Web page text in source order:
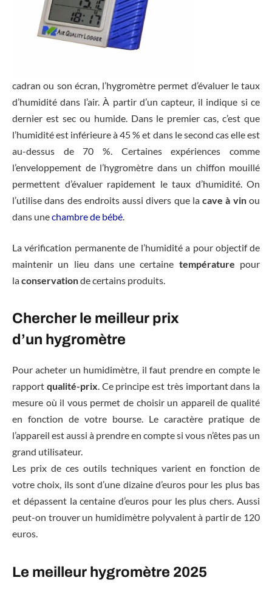
cadran ou son écran, l’hygromètre permet d’évaluer le taux
d’humidité dans l’air. À partir d’un capteur, il indique si ce
dernier est sec ou humide. Dans le premier cas, c’est que
l’humidité est inférieure à 45 % et dans le second cas elle est
au-dessus de 70 %. Certaines expériences comme
l’enveloppement de l’hygromètre dans un chiffon mouillé
permettent d’évaluer rapidement le taux d’humidité. On
l’utilise dans des endroits aussi divers que lacave à vinou
dans unechambre de bébé
La vérification permanente de l’humidité a pour objectif de
maintenir un lieu dans une certaine température pour
laconservationde certains produits.
Chercher le meilleur prix
d’un hygromètre
Pour acheter un humidimètre, il faut prendre en compte le
rapport qualité-prix. Ce principe est très important dans la
mesure où il vous permet de choisir un appareil de qualité
en fonction de votre bourse. Le caractère pratique de
l’appareil est aussi à prendre en compte si vous n’êtes pas un
grand utilisateur.
Les prix de ces outils techniques varient en fonction de
votre choix, ils sont d’une dizaine d’euros pour les plus bas
et dépassent la centaine d’euros pour les plus chers. Aussi
peut-on trouver un humidimètre polyvalent à partir de 120
euros.
Le meilleur hygromètre 2025